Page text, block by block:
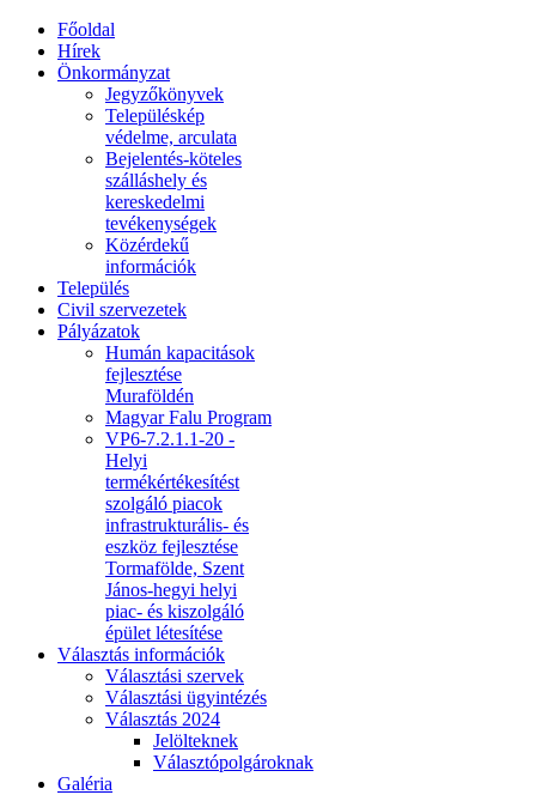
Főoldal
Hírek
Önkormányzat
Jegyzőkönyvek
Településkép
védelme, arculata
Bejelentés-köteles
szálláshely és
kereskedelmi
tevékenységek
Közérdekű
információk
Település
Civil szervezetek
Pályázatok
Humán kapacitások
fejlesztése
Muraföldén
Magyar Falu Program
VP6-7.2.1.1-20 -
Helyi
termékértékesítést
szolgáló piacok
infrastrukturális- és
eszköz fejlesztése
Tormafölde, Szent
János-hegyi helyi
piac- és kiszolgáló
épület létesítése
Választás információk
Választási szervek
Választási ügyintézés
Választás 2024
Jelölteknek
Választópolgároknak
Galéria